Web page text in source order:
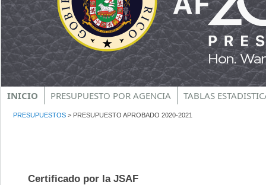
INICIO PRESUPUESTO POR AGENCIA TABLAS
PRESUPUESTOS> PRESUPUESTO APROBADO 2020-2021
Certificado por la JSAF